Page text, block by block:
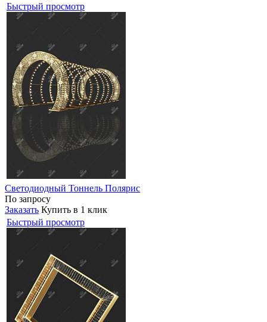
Быстрый просмотр
Светодиодный Тоннель Полярис
По запросу
Заказать Купить в 1 клик
Быстрый просмотр